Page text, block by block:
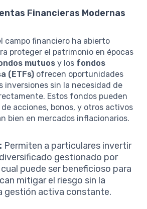
Financieras Modernas
campo financiero ha abierto
proteger el patrimonio en épocas
mutuos y los fondos
(ETFs) ofrecen oportunidades
inversiones sin la necesidad de
Estos fondos pueden
acciones, bonos, y otros activos
bien en mercados inflacionarios.
Permiten a particulares invertir
gestionado por
puede ser beneficioso para
mitigar el riesgo sin la
gestión activa constante.